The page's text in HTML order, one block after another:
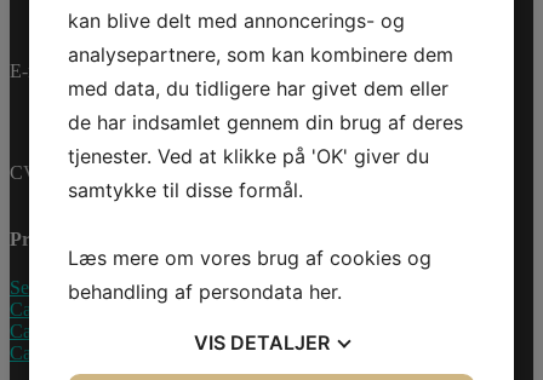
E-mail: info@jettrade.dk
CVR-nummer: 27233678
Produkter
Sea-Doo Vandscooter
Can-Am ATV
Can-Am UTV
Can-Am Roadster
kan blive delt med annoncerings- og
analysepartnere, som kan kombinere dem
med data, du tidligere har givet dem eller
de har indsamlet gennem din brug af deres
tjenester. Ved at klikke på 'OK' giver du
samtykke til disse formål.
Læs mere om vores brug af cookies og
behandling af persondata her.
VIS DETALJER